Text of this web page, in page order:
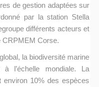
de gestion adaptées sur
par la station Stella
différents acteurs et
CRPMEM Corse.
la biodiversité marine
l’échelle mondiale. La
environ 10% des espèces